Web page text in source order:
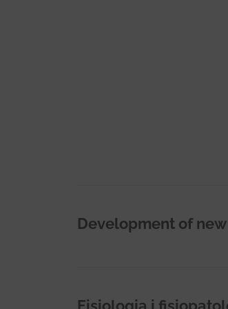
Development of
Fisiologia i